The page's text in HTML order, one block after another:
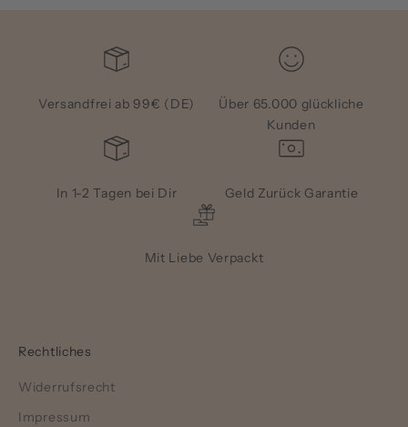
Versandfrei ab 99€ (DE)
Über 65.000 glückliche
Kunden
In 1-2 Tagen bei Dir Geld Zurück Garantie
Mit Liebe Verpackt
Rechtliches
Widerrufsrecht
Impressum